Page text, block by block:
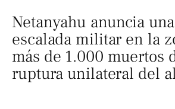
Netanyahu anuncia
escalada militar en la
más de 1.000 muertos
ruptura unilateral del